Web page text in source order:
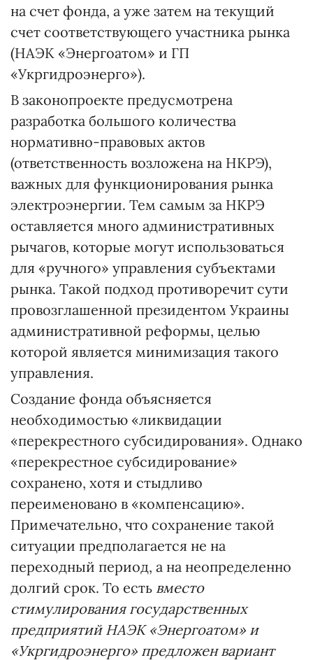
на счет фонда, а уже затем на текущий
счет соответствующего участника рынка
(НАЭК «Энергоатом» и ГП
«Укргидроэнерго»).
В законопроекте предусмотрена
разработка большого количества
нормативно-правовых актов
(ответственность возложена на НКРЭ),
важных для функционирования рынка
электроэнергии. Тем самым за НКРЭ
оставляется много административных
рычагов, которые могут использоваться
для «ручного» управления субъектами
рынка. Такой подход противоречит сути
провозглашенной президентом Украины
административной реформы, целью
которой является минимизация такого
управления.
Создание фонда объясняется
необходимостью «ликвидации
«перекрестного субсидирования». Однако
«перекрестное субсидирование»
сохранено, хотя и стыдливо
переименовано в «компенсацию».
Примечательно, что сохранение такой
ситуации предполагается не на
переходный период, а на неопределенно
долгий срок. То есть вместо
стимулирования государственных
предприятий НАЭК «Энергоатом» и
«Укргидроэнерго» предложен вариант